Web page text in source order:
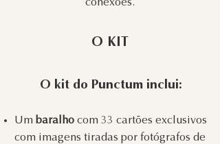
conexões.
O KIT
O kit do Punctum inclui:
Um baralho com 33 cartões exclusivos
com imagens tiradas por fotógrafos de